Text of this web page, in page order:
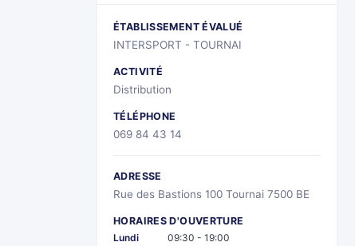
ÉTABLISSEMENT ÉVALUÉ
INTERSPORT - TOURNAI
ACTIVITÉ
Distribution
TÉLÉPHONE
069 84 43 14
ADRESSE
Rue des Bastions 100 Tournai 7500 BE
HORAIRES D'OUVERTURE
Lundi
09:30 - 19:00